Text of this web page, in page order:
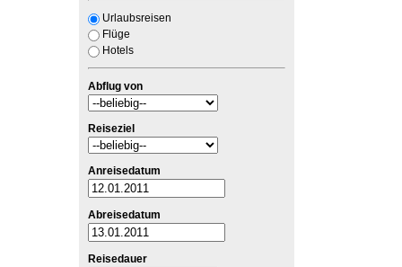
Urlaubsreisen
Flüge
Hotels
Abflug von
Reiseziel
Anreisedatum
Abreisedatum
Reisedauer